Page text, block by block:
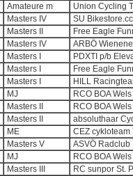
Amateure m
Union Cycling
Masters IV
SU
Masters II
Free Eagle
Masters IV
ARBÖ
Masters I
PDXTI p/b
Masters I
Free Eagle
Masters I
HILL
MJ
RCO BOA Wels
Masters II
RCO BOA Wels
Masters II
absoluthaar
ME
CEZ cykloteam
Masters V
ASVÖ Radclub
MJ
RCO BOA Wels
Masters III
RC sunpor St.